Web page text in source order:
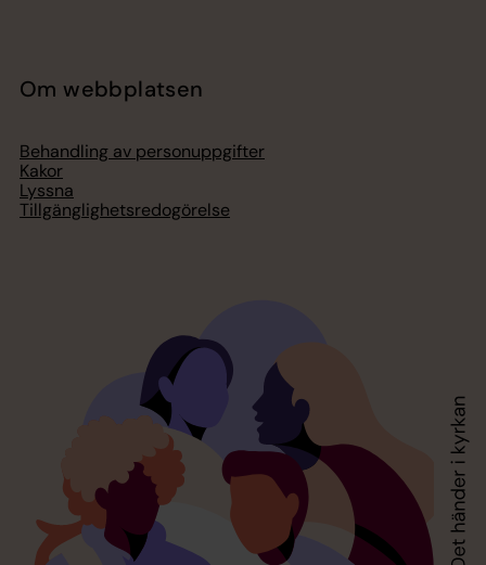
Om webbplatsen
Behandling av personuppgifter
Kakor
Lyssna
Tillgänglighetsredogörelse